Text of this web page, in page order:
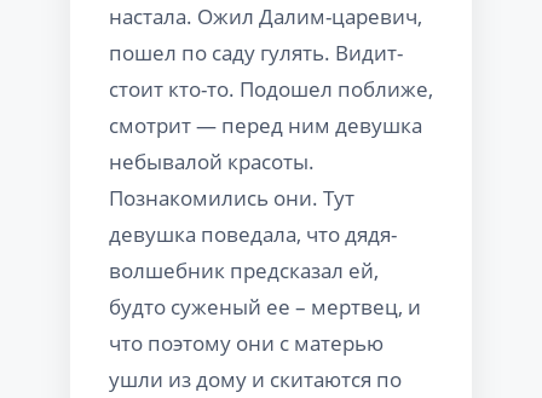
настала. Ожил Далим-царевич,
пошел по саду гулять. Видит-
стоит кто-то. Подошел поближе,
смотрит — перед ним девушка
небывалой красоты.
Познакомились они. Тут
девушка поведала, что дядя-
волшебник предсказал ей,
будто суженый ее – мертвец, и
что поэтому они с матерью
ушли из дому и скитаются по